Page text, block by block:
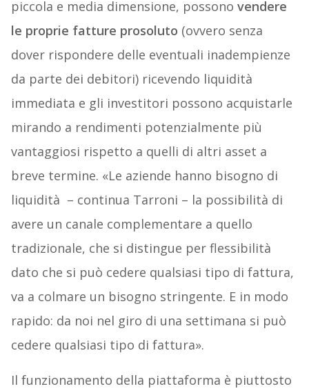
piccola e media dimensione, possono vendere
le proprie fatture prosoluto (ovvero senza
dover rispondere delle eventuali inadempienze
da parte dei debitori) ricevendo liquidità
immediata e gli investitori possono acquistarle
mirando a rendimenti potenzialmente più
vantaggiosi rispetto a quelli di altri asset a
breve termine. «Le aziende hanno bisogno di
liquidità – continua Tarroni – la possibilità di
avere un canale complementare a quello
tradizionale, che si distingue per flessibilità
dato che si può cedere qualsiasi tipo di fattura,
va a colmare un bisogno stringente. E in modo
rapido: da noi nel giro di una settimana si può
cedere qualsiasi tipo di fattura».
Il funzionamento della piattaforma è piuttosto